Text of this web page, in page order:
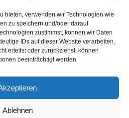
bieten, verwenden wir Technologien wie
zu speichern und/oder darauf
zustimmst, können wir Daten
IDs auf dieser Website verarbeiten.
erteilst oder zurückziehst, können
beeinträchtigt werden.
Ablehnen